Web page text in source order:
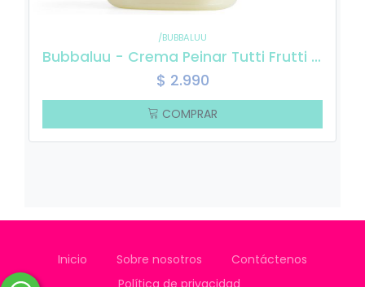
/BUBBALUU
Bubbaluu - Crema Peinar Tutti Frutti 250ml
$ 2.990
COMPRAR
Inicio Sobre nosotros
Contáctenos
Política de privacidad